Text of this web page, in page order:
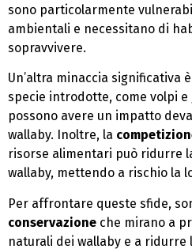
sono particolarmente
ambientali e necessitano di
sopravvivere.
Un’altra minaccia significativa
specie introdotte, come volpi
possono avere un impatto
wallaby. Inoltre, la
risorse alimentari può ridurre
wallaby, mettendo a rischio la
Per affrontare queste sfide,
conservazione che mirano a
naturali dei wallaby e a ridurre